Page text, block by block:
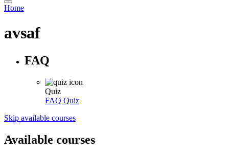
Home
avsaf
FAQ
Quiz
FAQ Quiz
Skip available courses
Available courses